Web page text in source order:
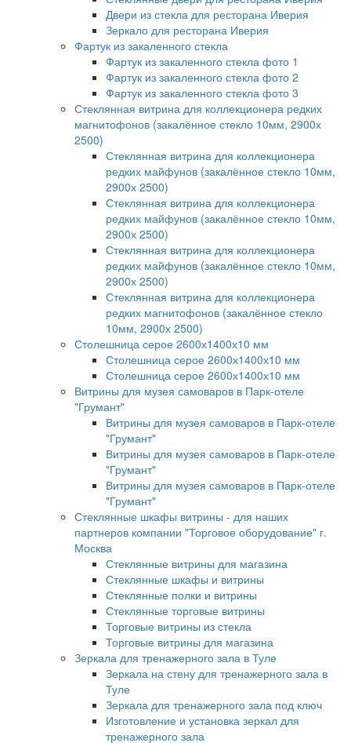
Двери из стекла для ресторана Иверия
Зеркало для ресторана Иверия
Фартук из закаленного стекла
Фартук из закаленного стекла фото 1
Фартук из закаленного стекла фото 2
Фартук из закаленного стекла фото 3
Стеклянная витрина для коллекционера редких
магнитофонов (закалённое стекло 10мм, 2900х
2500)
Стеклянная витрина для коллекционера
редких майфунов (закалённое стекло 10мм,
2900х 2500)
Стеклянная витрина для коллекционера
редких майфунов (закалённое стекло 10мм,
2900х 2500)
Стеклянная витрина для коллекционера
редких майфунов (закалённое стекло 10мм,
2900х 2500)
Стеклянная витрина для коллекционера
редких магнитофонов (закалённое стекло
10мм, 2900х 2500)
Столешница серое 2600х1400х10 мм
Столешница серое 2600х1400х10 мм
Столешница серое 2600х1400х10 мм
Витрины для музея самоваров в Парк-отеле
"Грумант"
Витрины для музея самоваров в Парк-отеле
"Грумант"
Витрины для музея самоваров в Парк-отеле
"Грумант"
Витрины для музея самоваров в Парк-отеле
"Грумант"
Стеклянные шкафы витрины - для наших
партнеров компании "Торговое оборудование" г.
Москва
Стеклянные витрины для магазина
Стеклянные шкафы и витрины
Стеклянные полки и витрины
Стеклянные торговые витрины
Торговые витрины из стекла
Торговые витрины для магазина
Зеркала для тренажерного зала в Туле
Зеркала на стену для тренажерного зала в
Туле
Зеркала для тренажерного зала под ключ
Изготовление и установка зеркал для
тренажерного зала